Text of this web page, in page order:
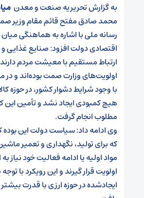
به گزارش تحریریه صنعت و معدن
محمد صادق مفتح قائم مقام وزیر
رسانه ملی با اشاره به هماهنگی
اقتصادی دولت افزود: صنایع
ارتباط مستقیم با معیشت مردم
اولویت‌های وزارت صمت بوده‌اند و در
با وجود شرایط دشوار کشور، در حوزه
هیچ کمبودی ایجاد نشد و تأمین این
مطلوب انجام گرفت.
وی ادامه داد: سیاست دولت این
که برای تولید، نگهداری و تعمیر
مواد اولیه یا ادامه فعالیت خود نیاز به
اولویت قرار گیرند و این رویکرد با
ایجادشده در حوزه ارزی با قدرت